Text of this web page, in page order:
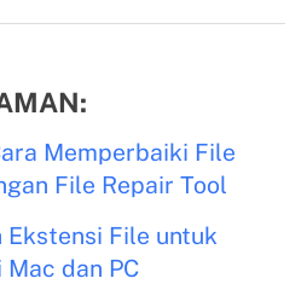
Memperbaiki File
File Repair Tool
Ekstensi File untuk
dan PC